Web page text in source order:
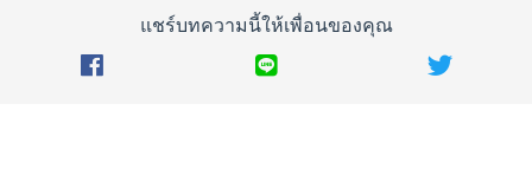
แชร์บทความนี้ให้เพื่อนของคุณ